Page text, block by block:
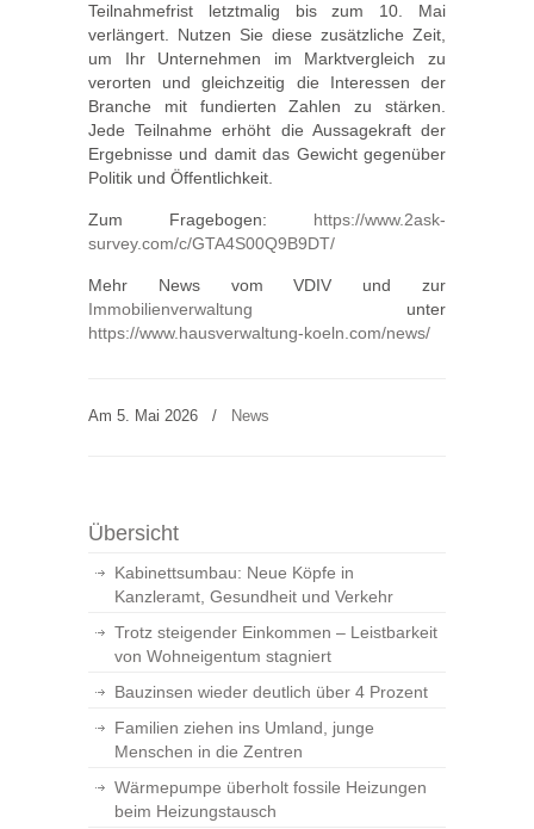
Teilnahmefrist letztmalig bis zum 10. Mai
verlängert. Nutzen Sie diese zusätzliche Zeit,
um Ihr Unternehmen im Marktvergleich zu
verorten und gleichzeitig die Interessen der
Branche mit fundierten Zahlen zu stärken.
Jede Teilnahme erhöht die Aussagekraft der
Ergebnisse und damit das Gewicht gegenüber
Politik und Öffentlichkeit.
Zum Fragebogen: https://www.2ask-
survey.com/c/GTA4S00Q9B9DT/
Mehr News vom VDIV und zur
Immobilienverwaltung unter
https://www.hausverwaltung-koeln.com/news/
Am 5. Mai 2026 / News
Übersicht
Kabinettsumbau: Neue Köpfe in
Kanzleramt, Gesundheit und Verkehr
Trotz steigender Einkommen – Leistbarkeit
von Wohneigentum stagniert
Bauzinsen wieder deutlich über 4 Prozent
Familien ziehen ins Umland, junge
Menschen in die Zentren
Wärmepumpe überholt fossile Heizungen
beim Heizungstausch